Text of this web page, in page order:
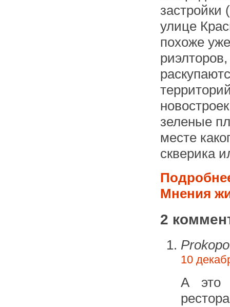
застройки
улице
похоже
зеленые
месте
скверика
Мнения
2
10
А это